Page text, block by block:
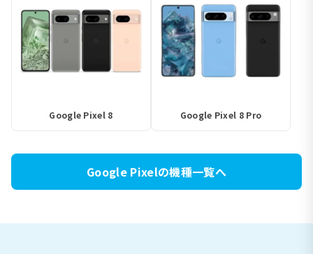
Google Pixel 8 Google Pixel 8 Pro
Google Pixelの機種一覧へ